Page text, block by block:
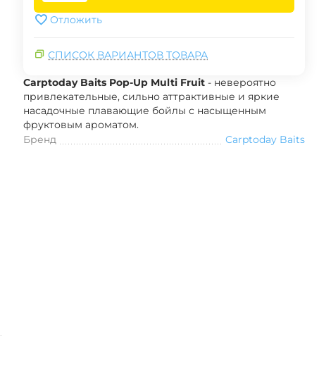
Отложить
СПИСОК ВАРИАНТОВ ТОВАРА
Carptoday Baits Pop-Up Multi Fruit - невероятно
привлекательные, сильно аттрактивные и яркие
насадочные плавающие бойлы с насыщенным
фруктовым ароматом.
Бренд
Carptoday Baits